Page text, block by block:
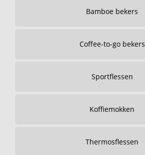
Bamboe bekers
Coffee-to-go bekers
Sportflessen
Koffiemokken
Thermosflessen